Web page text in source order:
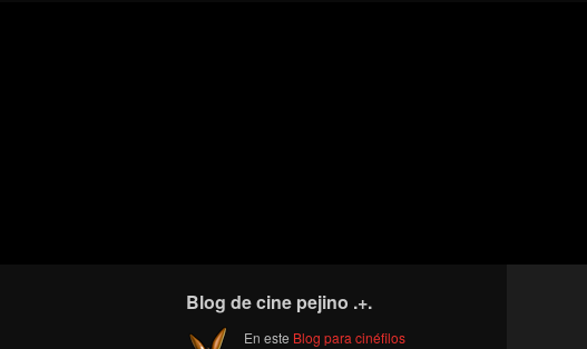
Blog de cine pejino .+.
En este Blog para cinéfilos